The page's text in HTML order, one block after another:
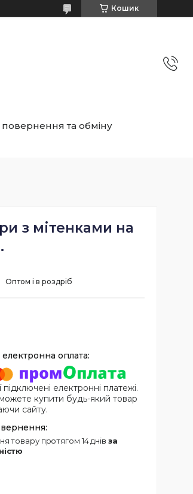
Кошик
та обміну
з мітенками на
Оптом і в роздріб
підключені електронні платежі.
купити будь-який товар
сайту.
товару протягом 14 днів за